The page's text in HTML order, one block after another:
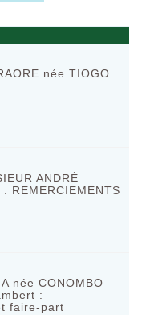
née TIOGO
ANDRÉ
REMERCIEMENTS
née CONOMBO
:
faire-part